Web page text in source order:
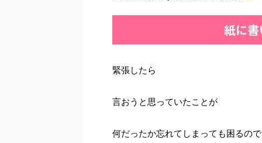
紙に書
緊張したら
言おうと思っていたことが
何だったか忘れてしまっても困るので